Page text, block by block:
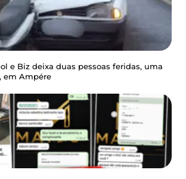
e Biz deixa duas pessoas feridas, uma
em Ampére